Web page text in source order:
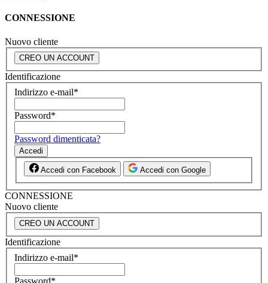
CONNESSIONE
Nuovo cliente
CREO UN ACCOUNT
Identificazione
Indirizzo e-mail*
Password*
Password dimenticata?
Accedi
Accedi con Facebook Accedi con Google
CONNESSIONE
Nuovo cliente
CREO UN ACCOUNT
Identificazione
Indirizzo e-mail*
Password*